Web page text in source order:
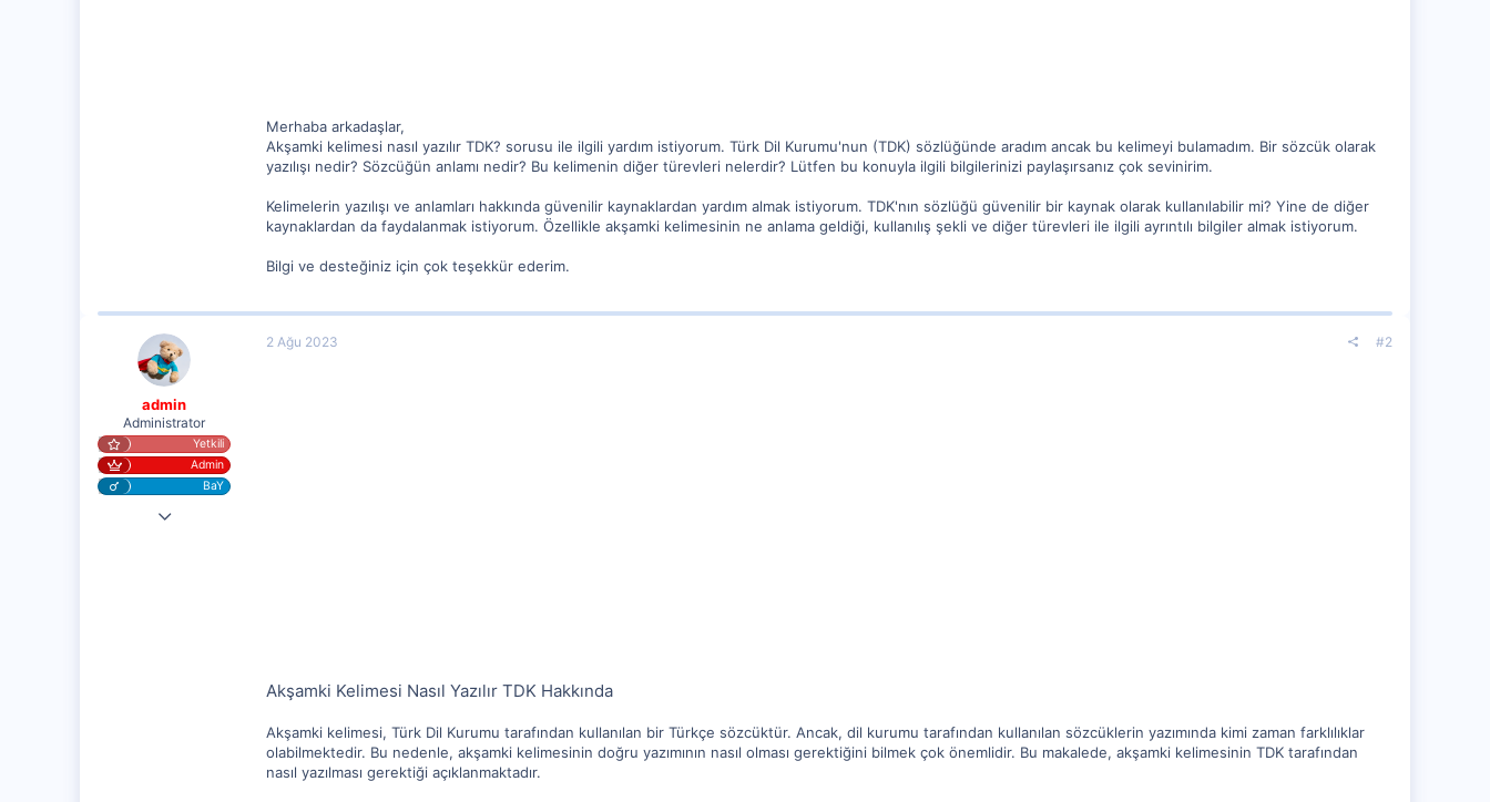
Merhaba arkadaşlar,
Akşamki kelimesi nasıl yazılır TDK? sorusu ile ilgili yardım istiyorum. Türk Dil Kurumu'nun (TDK) sözlüğünde aradım ancak bu kelimeyi bulamadım. Bir sözcük olarak
yazılışı nedir? Sözcüğün anlamı nedir? Bu kelimenin diğer türevleri nelerdir? Lütfen bu konuyla ilgili bilgilerinizi paylaşırsanız çok sevinirim.
Kelimelerin yazılışı ve anlamları hakkında güvenilir kaynaklardan yardım almak istiyorum. TDK'nın sözlüğü güvenilir bir kaynak olarak kullanılabilir mi? Yine de diğer
kaynaklardan da faydalanmak istiyorum. Özellikle akşamki kelimesinin ne anlama geldiği, kullanılış şekli ve diğer türevleri ile ilgili ayrıntılı bilgiler almak istiyorum.
Bilgi ve desteğiniz için çok teşekkür ederim.
admin
Administrator
Yetkili
Admin
BaY
25 Eyl 2020
2 Ağu 2023 #2
Akşamki Kelimesi Nasıl Yazılır TDK Hakkında
Akşamki kelimesi, Türk Dil Kurumu tarafından kullanılan bir Türkçe sözcüktür. Ancak, dil kurumu tarafından kullanılan sözcüklerin yazımında kimi zaman farklılıklar
olabilmektedir. Bu nedenle, akşamki kelimesinin doğru yazımının nasıl olması gerektiğini bilmek çok önemlidir. Bu makalede, akşamki kelimesinin TDK tarafından
nasıl yazılması gerektiği açıklanmaktadır.